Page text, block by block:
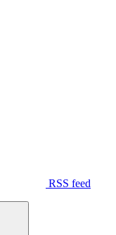
RSS feed